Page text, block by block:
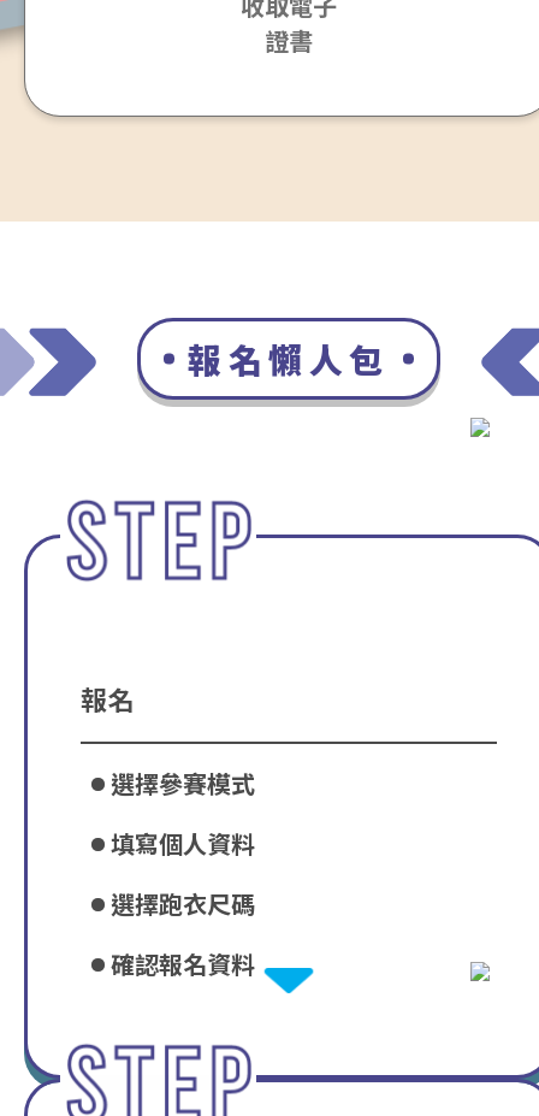
證書
報名懶人包
報名
選擇參賽模式
填寫個人資料
選擇跑衣尺碼
確認報名資料